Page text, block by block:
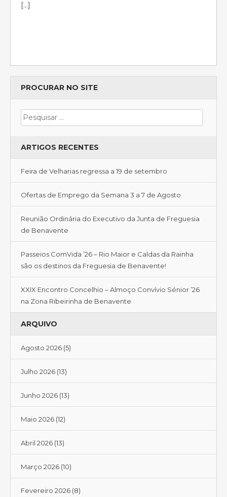
[…]
PROCURAR NO SITE
ARTIGOS RECENTES
Feira de Velharias regressa a 19 de setembro
Ofertas de Emprego da Semana 3 a 7 de Agosto
Reunião Ordinária do Executivo da Junta de Freguesia
de Benavente
Passeios ComVida ’26 – Rio Maior e Caldas da Rainha
são os destinos da Freguesia de Benavente!
XXIX Encontro Concelhio – Almoço Convívio Sénior ’26
na Zona Ribeirinha de Benavente
ARQUIVO
Agosto 2026 (5)
Julho 2026 (13)
Junho 2026 (13)
Maio 2026 (12)
Abril 2026 (13)
Março 2026 (10)
Fevereiro 2026 (8)